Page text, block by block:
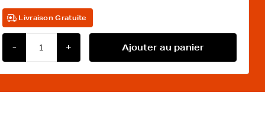
Livraison Gratuite
- + Ajouter au panier